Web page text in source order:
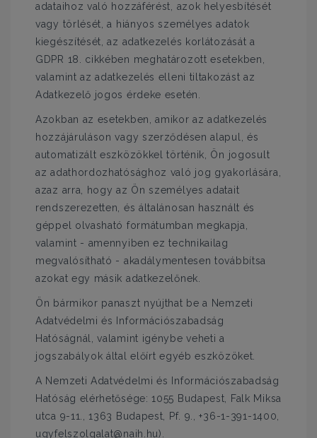
adataihoz való hozzáférést, azok helyesbítését
vagy törlését, a hiányos személyes adatok
kiegészítését, az adatkezelés korlátozását a
GDPR 18. cikkében meghatározott esetekben,
valamint az adatkezelés elleni tiltakozást az
Adatkezelő jogos érdeke esetén.
Azokban az esetekben, amikor az adatkezelés
hozzájáruláson vagy szerződésen alapul, és
automatizált eszközökkel történik, Ön jogosult
az adathordozhatósághoz való jog gyakorlására,
azaz arra, hogy az Ön személyes adatait
rendszerezetten, és általánosan használt és
géppel olvasható formátumban megkapja,
valamint - amennyiben ez technikailag
megvalósítható - akadálymentesen továbbítsa
azokat egy másik adatkezelőnek.
Ön bármikor panaszt nyújthat be a Nemzeti
Adatvédelmi és Információszabadság
Hatóságnál, valamint igénybe veheti a
jogszabályok által előírt egyéb eszközöket.
A Nemzeti Adatvédelmi és Információszabadság
Hatóság elérhetősége: 1055 Budapest, Falk Miksa
utca 9-11., 1363 Budapest, Pf. 9., +36-1-391-1400,
ugyfelszolgalat@naih.hu).